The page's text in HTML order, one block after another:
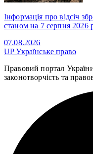
Інформація про відсіч
станом на 7 серпня 2026
07.08.2026
UPУкраїнське право
Правовий портал
законотворчість та